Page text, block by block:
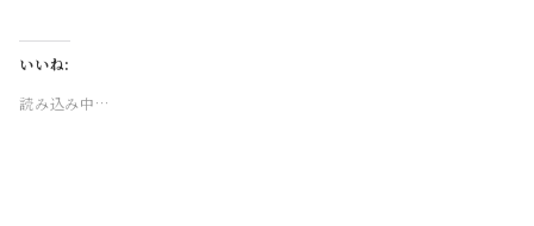
いいね:
読み込み中…